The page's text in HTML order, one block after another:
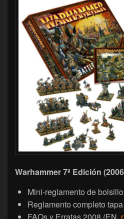
Warhammer 7ª Edición
Mini-reglamento de
Reglamento completo
FAQs y Erratas 2008 (EN,